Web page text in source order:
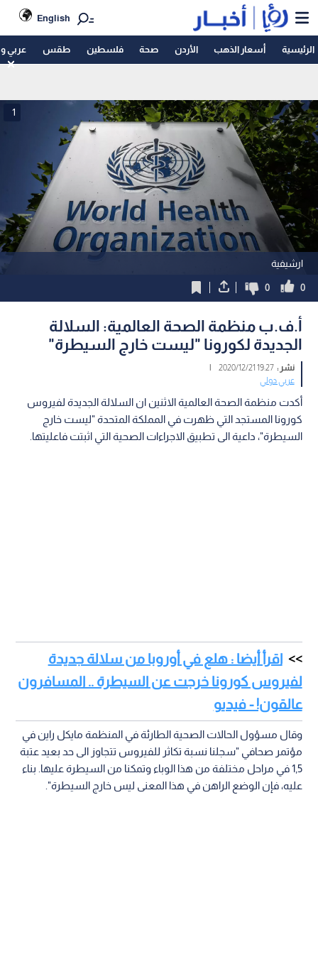
English
الرئيسية أسعار الذهب الأردن صحة فلسطين طقس عربي
ارشيفية
1
0
0
أ.ف.ب منظمة الصحة العالمية: السلالة
الجديدة لكورونا "ليست خارج السيطرة"
نشر :19:27 2020/12/21
|
عربي دولي
أكدت منظمة الصحة العالمية الاثنين ان السلالة الجديدة لفيروس
كورونا المستجد التي ظهرت في المملكة المتحدة "ليست خارج
السيطرة"، داعية الى تطبيق الاجراءات الصحية التي اثبتت فاعليتها.
اقرأ أيضا : هلع في أوروبا من سلالة جديدة
لفيروس كورونا خرجت عن السيطرة .. المسافرون
عالقون! - فيديو
وقال مسؤول الحالات الصحية الطارئة في المنظمة مايكل راين في
مؤتمر صحافي "سجلنا نسبة تكاثر للفيروس تتجاوز الى حد بعيد عتبة
1,5 في مراحل مختلفة من هذا الوباء وتمكنا من السيطرة عليها. بناء
عليه، فإن الوضع الراهن في هذا المعنى ليس خارج السيطرة".